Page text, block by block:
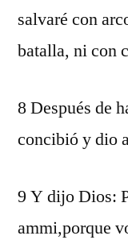
salvaré con
batalla, ni con
8 Después de
concibió y dio
9 Y dijo Dios:
ammi,porque